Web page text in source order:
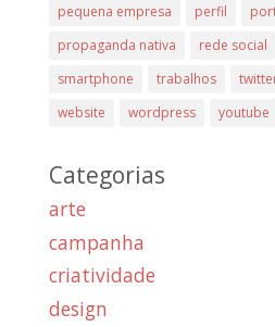
pequena empresa
perfil
propaganda nativa
rede social
smartphone
trabalhos
website
wordpress youtube
Categorias
arte
campanha
criatividade
design